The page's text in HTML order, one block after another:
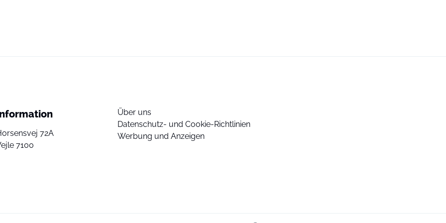
72A
7100
Über uns
Datenschutz- und Cookie-Richtlinien
Werbung und Anzeigen